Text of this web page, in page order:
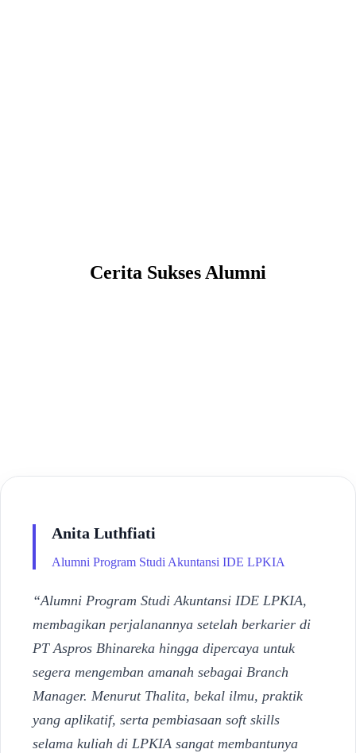
Cerita Sukses Alumni
Anita Luthfiati
Alumni Program Studi Akuntansi IDE LPKIA
“Alumni Program Studi Akuntansi IDE LPKIA,
membagikan perjalanannya setelah berkarier di
PT Aspros Bhinareka hingga dipercaya untuk
segera mengemban amanah sebagai Branch
Manager. Menurut Thalita, bekal ilmu, praktik
yang aplikatif, serta pembiasaan soft skills
selama kuliah di LPKIA sangat membantunya